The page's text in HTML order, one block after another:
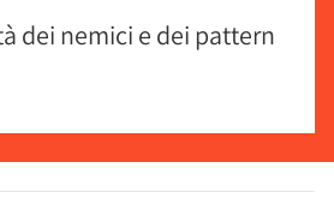
dei nemici e dei pattern